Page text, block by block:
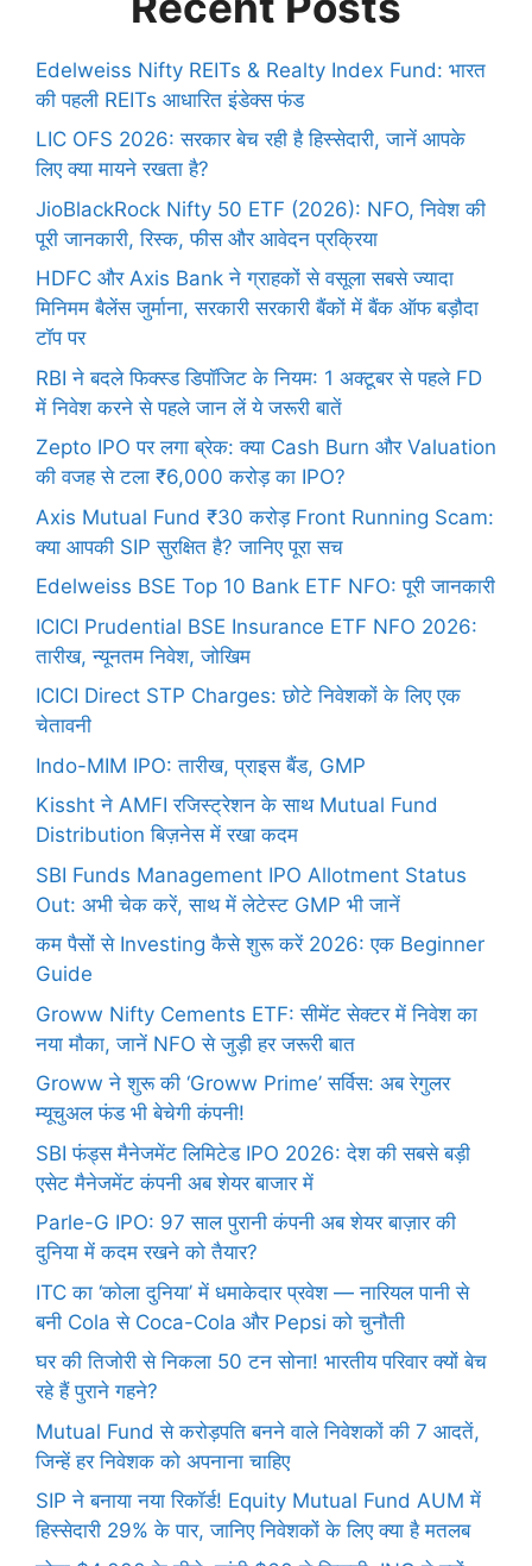
Edelweiss Nifty REITs & Realty Index Fund: भारत
की पहली REITs आधारित इंडेक्स फंड
LIC OFS 2026: सरकार बेच रही है हिस्सेदारी, जानें आपके
लिए क्या मायने रखता है?
JioBlackRock Nifty 50 ETF (2026): NFO, निवेश की
पूरी जानकारी, रिस्क, फीस और आवेदन प्रक्रिया
HDFC और Axis Bank ने ग्राहकों से वसूला सबसे ज्यादा
मिनिमम बैलेंस जुर्माना, सरकारी सरकारी बैंकों में बैंक ऑफ बड़ौदा
टॉप पर
RBI ने बदले फिक्स्ड डिपॉजिट के नियम: 1 अक्टूबर से पहले FD
में निवेश करने से पहले जान लें ये जरूरी बातें
Zepto IPO पर लगा ब्रेक: क्या Cash Burn और Valuation
की वजह से टला ₹6,000 करोड़ का IPO?
Axis Mutual Fund ₹30 करोड़ Front Running Scam:
क्या आपकी SIP सुरक्षित है? जानिए पूरा सच
Edelweiss BSE Top 10 Bank ETF NFO: पूरी जानकारी
ICICI Prudential BSE Insurance ETF NFO 2026:
तारीख, न्यूनतम निवेश, जोखिम
ICICI Direct STP Charges: छोटे निवेशकों के लिए एक
चेतावनी
Indo-MIM IPO: तारीख, प्राइस बैंड, GMP
Kissht ने AMFI रजिस्ट्रेशन के साथ Mutual Fund
Distribution बिज़नेस में रखा कदम
SBI Funds Management IPO Allotment Status
Out: अभी चेक करें, साथ में लेटेस्ट GMP भी जानें
कम पैसों से Investing कैसे शुरू करें 2026: एक Beginner
Guide
Groww Nifty Cements ETF: सीमेंट सेक्टर में निवेश का
नया मौका, जानें NFO से जुड़ी हर जरूरी बात
Groww ने शुरू की ‘Groww Prime’ सर्विस: अब रेगुलर
म्यूचुअल फंड भी बेचेगी कंपनी!
SBI फंड्स मैनेजमेंट लिमिटेड IPO 2026: देश की सबसे बड़ी
एसेट मैनेजमेंट कंपनी अब शेयर बाजार में
Parle-G IPO: 97 साल पुरानी कंपनी अब शेयर बाज़ार की
दुनिया में कदम रखने को तैयार?
ITC का ‘कोला दुनिया’ में धमाकेदार प्रवेश — नारियल पानी से
बनी Cola से Coca-Cola और Pepsi को चुनौती
घर की तिजोरी से निकला 50 टन सोना! भारतीय परिवार क्यों बेच
रहे हैं पुराने गहने?
Mutual Fund से करोड़पति बनने वाले निवेशकों की 7 आदतें,
जिन्हें हर निवेशक को अपनाना चाहिए
SIP ने बनाया नया रिकॉर्ड! Equity Mutual Fund AUM में
हिस्सेदारी 29% के पार, जानिए निवेशकों के लिए क्या है मतलब